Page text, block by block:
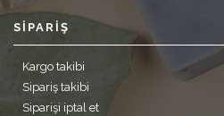
SIPARIŞ
Kargo takibi
Sipariş takibi
Siparişi iptal et